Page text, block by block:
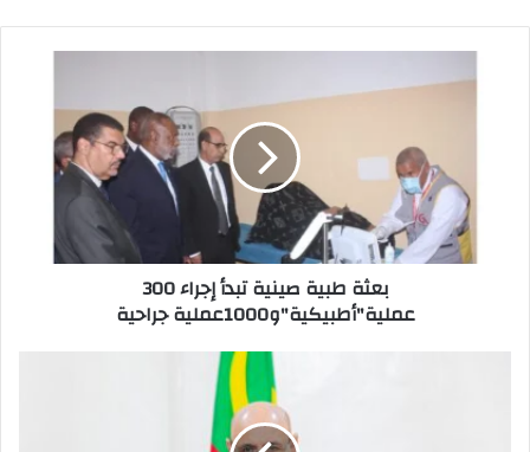
o
o
k
o
n
p
p
بعثة طبية صينية تبدأ إجراء 300
عملية"أطبيكية"و1000عملية جراحية